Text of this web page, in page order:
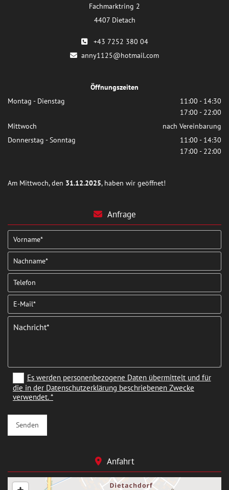
Fachmarktring 2
4407 Dietach
 +43 7252 380 04
 anny1125@hotmail.com
Öffnungszeiten
Montag - Dienstag
11:00 - 14:30
17:00 - 22:00
Mittwoch
nach Vereinbarung
Donnerstag - Sonntag
11:00 - 14:30
17:00 - 22:00
Am Mittwoch, den 31.12.2025, haben wir geöffnet!
Anfrage
Es werden personenbezogene Daten übermittelt und für
die in der Datenschutzerklärung beschriebenen Zwecke
verwendet. *
Anfahrt